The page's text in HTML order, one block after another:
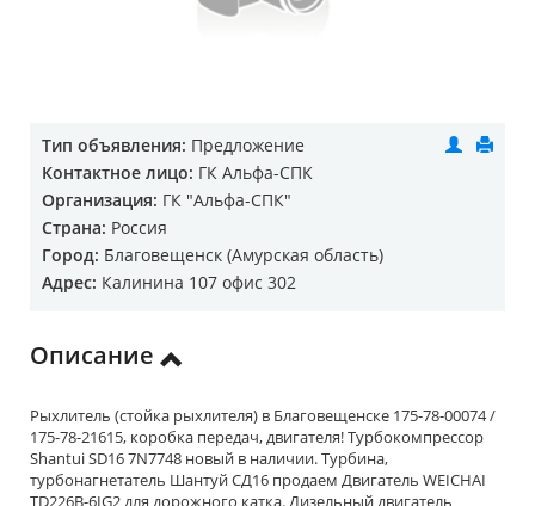
Тип объявления: Предложение
Контактное лицо: ГК Альфа-СПК
Организация: ГК "Альфа-СПК"
Страна: Россия
Город: Благовещенск (Амурская область)
Адрес: Калинина 107 офис 302
Описание
Рыхлитель (стойка рыхлителя) в Благовещенске 175-78-00074 /
175-78-21615, коробка передач, двигателя! Турбокомпрессор
Shantui SD16 7N7748 новый в наличии. Турбина,
турбонагнетатель Шантуй СД16 продаем Двигатель WEICHAI
TD226B-6IG2 для дорожного катка. Дизельный двигатель